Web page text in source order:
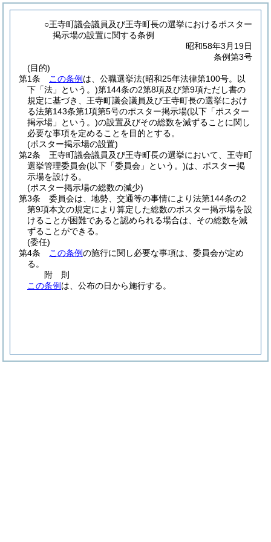
○王寺町議会議員及び王寺町長の選挙におけるポスター
掲示場の設置に関する条例
昭和58年3月19日
条例第3号
(目的)
第1条
この条例 は、公職選挙法(昭和25年法律第100号。以
下「法」という。)第144条の2第8項及び第9項ただし書の
規定に基づき、王寺町議会議員及び王寺町長の選挙におけ
る法第143条第1項第5号のポスター掲示場(以下「ポスター
掲示場」という。)の設置及びその総数を減ずることに関し
必要な事項を定めることを目的とする。
(ポスター掲示場の設置)
第2条
王寺町議会議員及び王寺町長の選挙において、王寺町
選挙管理委員会(以下「委員会」という。)は、ポスター掲
示場を設ける。
(ポスター掲示場の総数の減少)
第3条
委員会は、地勢、交通等の事情により法第144条の2
第9項本文の規定により算定した総数のポスター掲示場を設
けることが困難であると認められる場合は、その総数を減
ずることができる。
(委任)
第4条
この条例の施行に関し必要な事項は、委員会が定め
る。
附 則
この条例 は、公布の日から施行する。